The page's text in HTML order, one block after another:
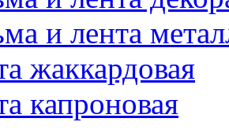
и лента
жаккардовая
капроновая